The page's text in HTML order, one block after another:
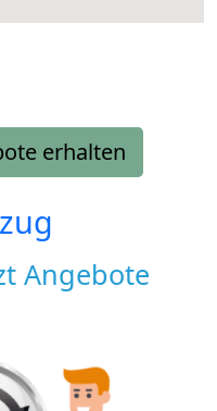
erhalten
Angebote